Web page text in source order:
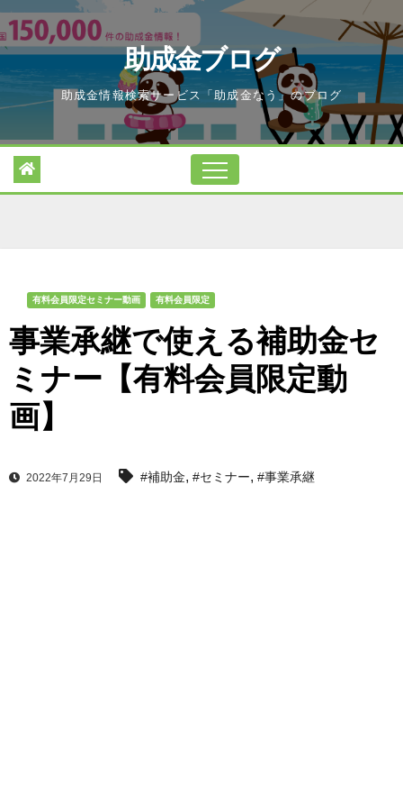
Skip
to
content
助成金ブログ
助成金情報検索サービス「助成金なう」のブログ
有料会員限定セミナー動画 有料会員限定
事業承継で使える補助金セ
ミナー【有料会員限定動
画】
2022年7月29日 #補助金, #セミナー, #事業承継